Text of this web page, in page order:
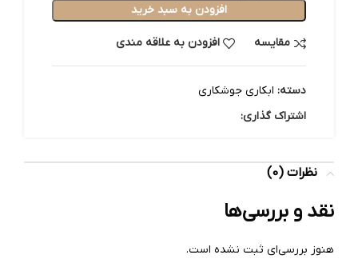
افزودن به سبد خرید
مقایسه افزودن به علاقه مندی
دسته: ابکاری جوشکاری
اشتراک گذاری:
نظرات (0)
نقد و بررسی‌ها
هنوز بررسی‌ای ثبت نشده است.